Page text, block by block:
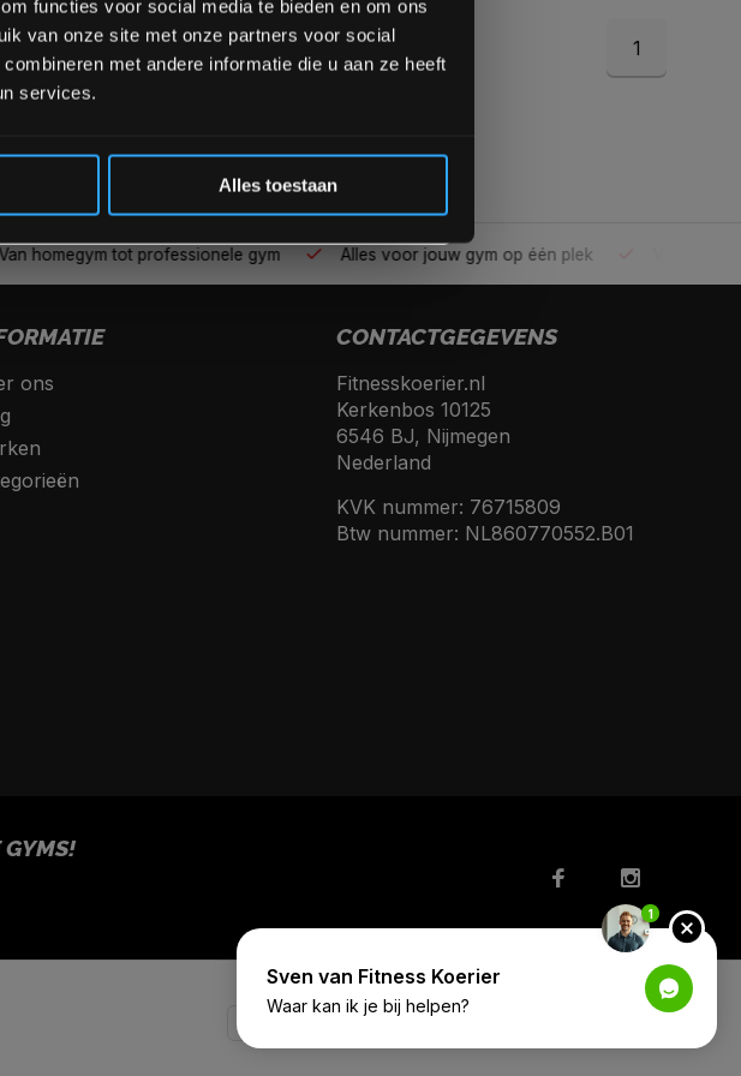
functies voor social media te bieden en om ons
van onze site met onze partners voor social
met andere informatie die u aan ze heeft
services.
Alles toestaan
1
homegym tot professionele gym Alles voor jouw gym op één plek
ons
CONTACTGEGEVENS
Fitnesskoerier.nl
Kerkenbos 10125
6546 BJ, Nijmegen
Nederland
KVK nummer: 76715809
Btw nummer: NL860770552.B01
GYMS!
Inschrijven
1
Sven van Fitness Koerier
Waar kan ik je bij helpen?